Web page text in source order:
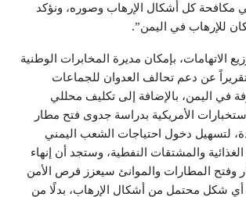
مكافحة كل أشكال الإرهاب وصوره، ونؤكد
للإرهاب في اليمن”.
الاتهامات، بإمكان مديرة المخابرات الوطنية
تقريراً عن دعم تحالف العدوان للجماعات
في اليمن، بالإضافة إلى تكليف محللي
الأمريكية بدراسة جدوى فتح مطار
لتسهيل دخول احتياجات الشعب اليمني
والمشتقات النفطية، وستجد أن إنهاء
وفتح المطارات والموانئ سيعزز فرص الأمن
أي شكل محتمل من أشكال الإرهاب، بدلًا من